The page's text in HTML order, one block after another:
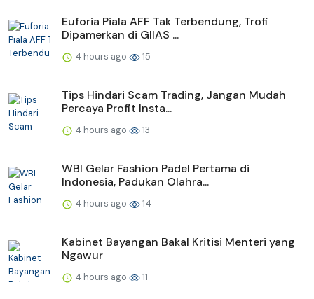
Euforia Piala AFF Tak Terbendung, Trofi
Dipamerkan di GIIAS ...
4 hours ago 15
Tips Hindari Scam Trading, Jangan Mudah
Percaya Profit Insta...
4 hours ago 13
WBI Gelar Fashion Padel Pertama di
Indonesia, Padukan Olahra...
4 hours ago 14
Kabinet Bayangan Bakal Kritisi Menteri yang
Ngawur
4 hours ago 11